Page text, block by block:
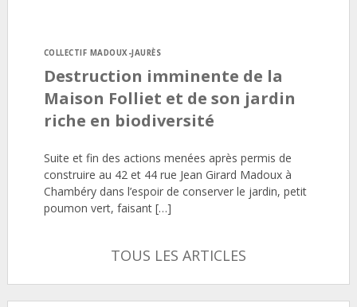
COLLECTIF MADOUX-JAURÈS
Destruction imminente de la
Maison Folliet et de son jardin
riche en biodiversité
Suite et fin des actions menées après permis de
construire au 42 et 44 rue Jean Girard Madoux à
Chambéry dans l’espoir de conserver le jardin, petit
poumon vert, faisant […]
TOUS LES ARTICLES